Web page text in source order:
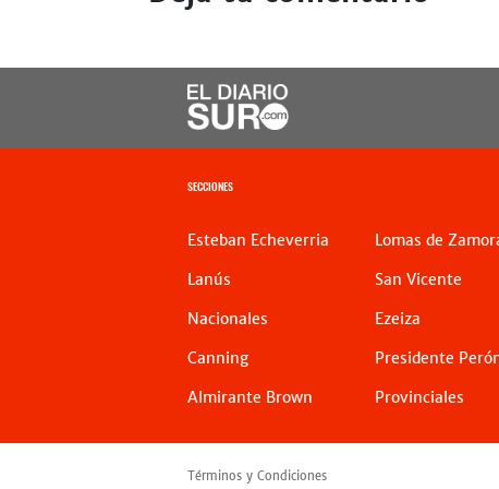
SECCIONES
Esteban Echeverria
Lanús
Nacionales
Canning
Almirante Brown
Lomas de
San Vicente
Ezeiza
Presidente
Provinciales
Términos y Condiciones